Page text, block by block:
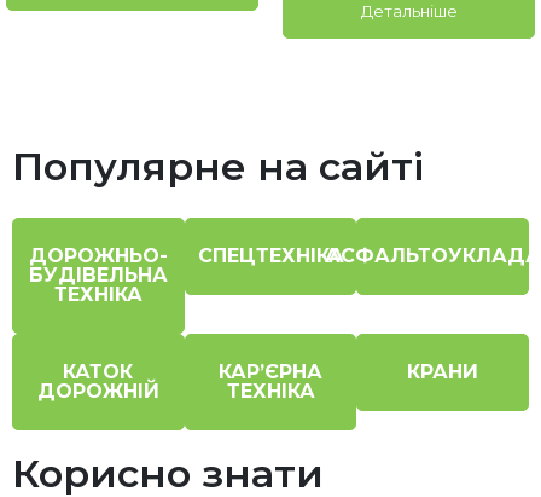
Детальніше
Популярне на сайті
ДОРОЖНЬО-
БУДІВЕЛЬНА
ТЕХНІКА
СПЕЦТЕХНІКА
КАТОК
ДОРОЖНІЙ
КАР’ЄРНА
ТЕХНІКА
КРАНИ
Корисно знати